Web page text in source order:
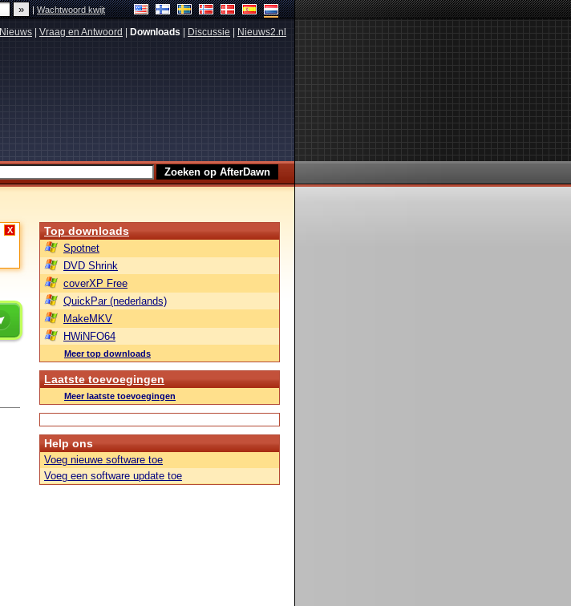
|Wachtwoord kwijt
Nieuws Vraag en Antwoord Downloads Discussie Nieuws2.nl
X Top downloads
Spotnet
DVD Shrink
coverXP Free
QuickPar (nederlands)
MakeMKV
HWiNFO64
Meer top downloads
Laatste toevoegingen
Meer laatste toevoegingen
Help ons
Voeg nieuwe software toe
Voeg een software update toe